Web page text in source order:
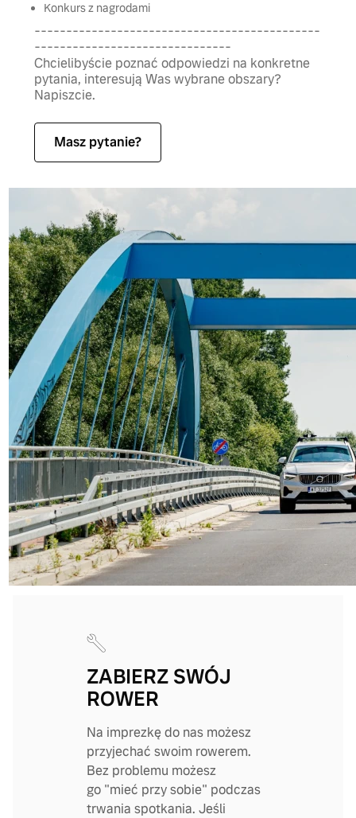
Konkurs z nagrodami
---------------------------------------------
-------------------------------
Chcielibyście poznać odpowiedzi na konkretne
pytania, interesują Was wybrane obszary?
Napiszcie.
Masz pytanie?
ZABIERZ SWÓJ
ROWER
Na imprezkę do nas możesz
przyjechać swoim rowerem.
Bez problemu możesz
go "mieć przy sobie" podczas
trwania spotkania. Jeśli